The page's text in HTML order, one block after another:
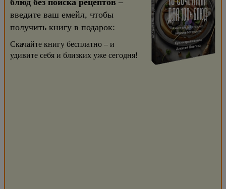
блюд без поиска рецептов –
введите ваш емейл, чтобы
получить книгу в подарок:
Скачайте книгу бесплатно – и
удивите себя и близких уже сегодня!